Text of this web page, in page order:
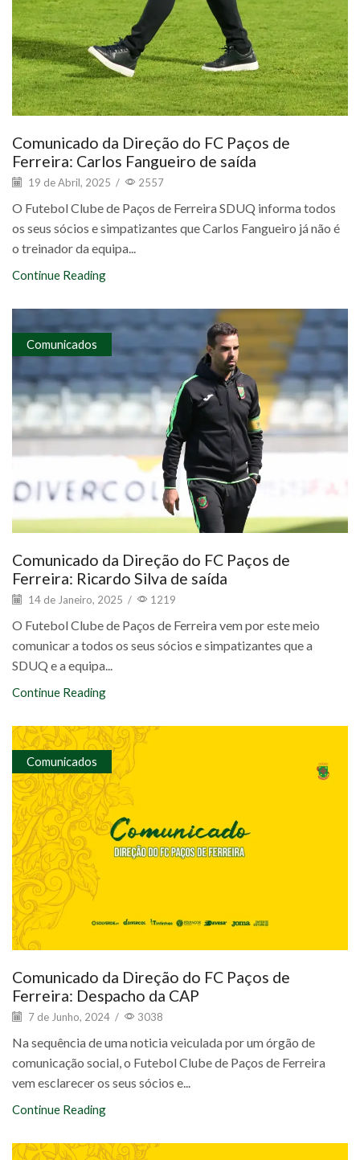
Comunicado da Direção do FC Paços de
Ferreira: Carlos Fangueiro de saída
19 de Abril, 2025 / 2557
O Futebol Clube de Paços de Ferreira SDUQ informa todos
os seus sócios e simpatizantes que Carlos Fangueiro já não é
o treinador da equipa...
Continue Reading
Comunicados
Comunicado da Direção do FC Paços de
Ferreira: Ricardo Silva de saída
14 de Janeiro, 2025 / 1219
O Futebol Clube de Paços de Ferreira vem por este meio
comunicar a todos os seus sócios e simpatizantes que a
SDUQ e a equipa...
Continue Reading
Comunicados
Comunicado da Direção do FC Paços de
Ferreira: Despacho da CAP
7 de Junho, 2024 / 3038
Na sequência de uma noticia veiculada por um órgão de
comunicação social, o Futebol Clube de Paços de Ferreira
vem esclarecer os seus sócios e...
Continue Reading